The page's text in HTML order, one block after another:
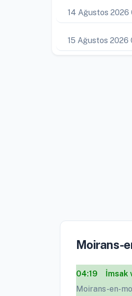
14 Ağustos 2026
15 Ağustos 2026
Moirans-
04:19
İmsak
Moirans-en-